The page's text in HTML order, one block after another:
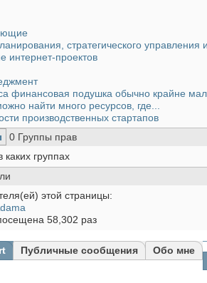
интернет-проектов
производственных стартапов
0 Группы прав
каких группах
этой страницы:
58,302 раз
Публичные сообщения Обо мне